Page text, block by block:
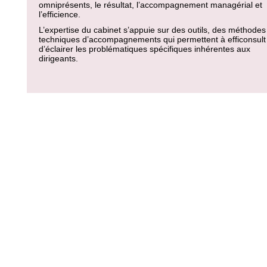
omniprésents, le résultat, l’accompagnement managérial et
l’efficience.
L’expertise du cabinet s’appuie sur des outils, des
techniques d’accompagnements qui permettent à efficonsult
d’éclairer les problématiques spécifiques inhérentes aux
dirigeants.